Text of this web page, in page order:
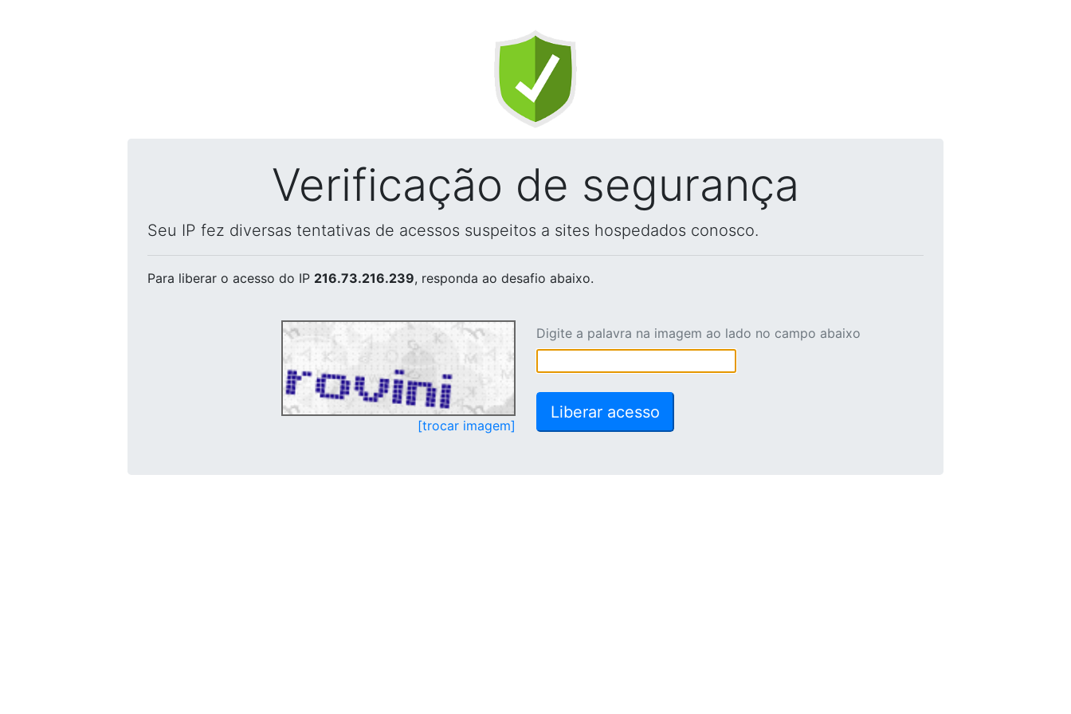
Verificação de segurança
Seu IP fez diversas tentativas de acessos suspeitos a sites hospedados conosco.
Para liberar o acesso do IP 216.73.216.239, responda ao desafio abaixo.
[trocar imagem]
Digite a palavra na imagem ao lado no campo abaixo